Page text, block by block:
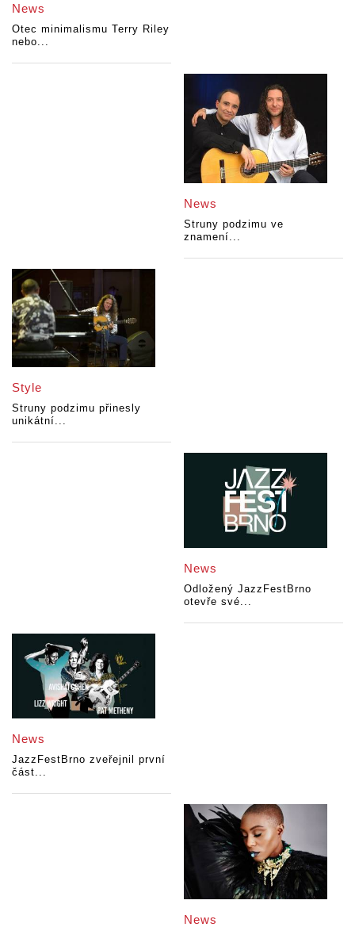
News
Otec minimalismu Terry Riley
nebo...
News
Struny podzimu ve
znamení...
Style
Struny podzimu přinesly
unikátní...
News
Odložený JazzFestBrno
otevře své...
News
JazzFestBrno zveřejnil první
část...
News